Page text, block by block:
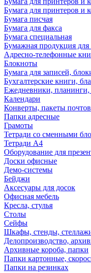
Бумага для принтеров и
Бумага писчая
Бумага для факса
Бумага специальная
Бумажная продукция для
Адресно-телефонные
Блокноты
Бумага для записей,
Бухгалтерские книги,
Ежедневники, планинги,
Календари
Конверты, пакеты
Папки адресные
Грамоты
Тетради со сменными
Тетради А4
Оборудование для
Доски офисные
Демо-системы
Бейджи
Аксесуары для досок
Офисная мебель
Кресла, стулья
Столы
Сейфы
Шкафы, стенды,
Делопроизводство,
Архивные короба, папки
Папки картонные,
Папки на резинках